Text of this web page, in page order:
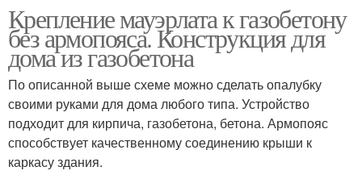
Крепление мауэрлата к газобетону
без армопояса. Конструкция для
дома из газобетона
По описанной выше схеме можно сделать опалубку
своими руками для дома любого типа. Устройство
подходит для кирпича, газобетона, бетона. Армопояс
способствует качественному соединению крыши к
каркасу здания.